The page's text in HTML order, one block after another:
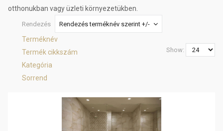
otthonukban vagy üzleti környezetükben.
Rendezés Rendezés terméknév szerint +/-
Terméknév
Termék cikkszám
Kategória
Sorrend
Show: